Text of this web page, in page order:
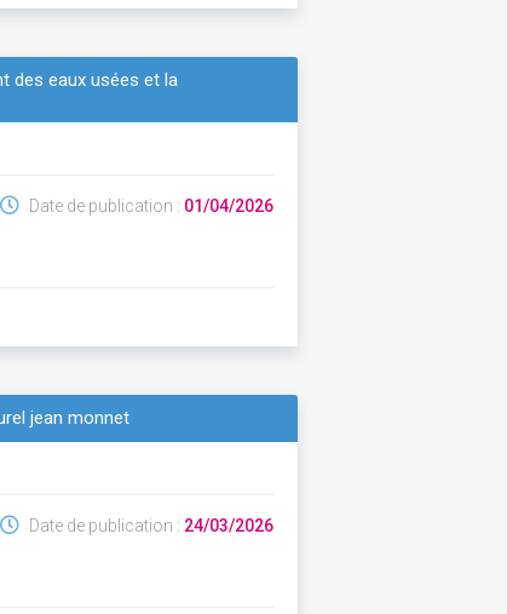
des eaux usées et la
Date de publication : 01/04/2026
jean monnet
Date de publication : 24/03/2026